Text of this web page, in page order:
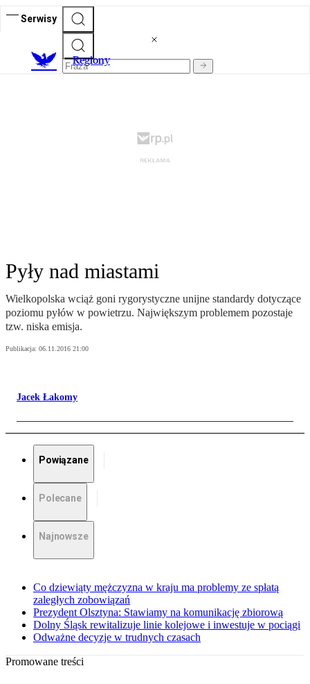
Serwisy
Regiony
Pyły nad miastami
Wielkopolska wciąż goni rygorystyczne unijne standardy dotyczące
poziomu pyłów w powietrzu. Największym problemem pozostaje
tzw. niska emisja.
Publikacja: 06.11.2016 21:00
Jacek Łakomy
Powiązane
Polecane
Najnowsze
Co dziewiąty mężczyzna w kraju ma problemy ze spłatą
zaległych zobowiązań
Prezydent Olsztyna: Stawiamy na komunikację zbiorową
Dolny Śląsk rewitalizuje linie kolejowe i inwestuje w pociągi
Odważne decyzje w trudnych czasach
Promowane treści